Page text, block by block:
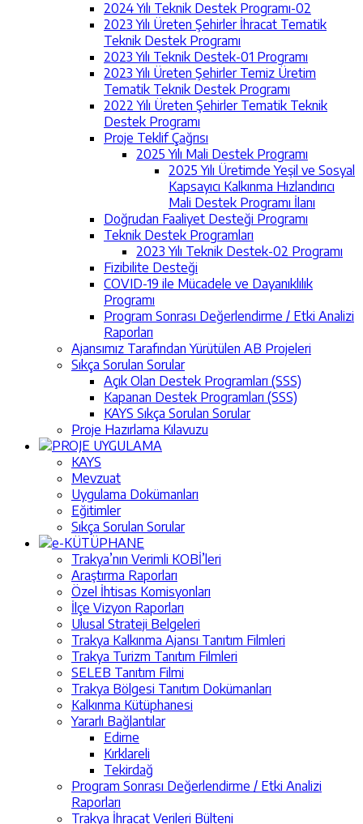
2024 Yılı Teknik Destek Programı-02
2023 Yılı Üreten Şehirler İhracat Tematik
Teknik Destek Programı
2023 Yılı Teknik Destek-01 Programı
2023 Yılı Üreten Şehirler Temiz Üretim
Tematik Teknik Destek Programı
2022 Yılı Üreten Şehirler Tematik Teknik
Destek Programı
Proje Teklif Çağrısı
2025 Yılı Mali Destek Programı
2025 Yılı Üretimde Yeşil ve Sosyal
Kapsayıcı Kalkınma Hızlandırıcı
Mali Destek Programı İlanı
Doğrudan Faaliyet Desteği Programı
Teknik Destek Programları
2023 Yılı Teknik Destek-02 Programı
Fizibilite Desteği
COVID-19 ile Mücadele ve Dayanıklılık
Programı
Program Sonrası Değerlendirme / Etki Analizi
Raporları
Ajansımız Tarafından Yürütülen AB Projeleri
Sıkça Sorulan Sorular
Açık Olan Destek Programları (SSS)
Kapanan Destek Programları (SSS)
KAYS Sıkça Sorulan Sorular
Proje Hazırlama Kılavuzu
PROJE UYGULAMA
KAYS
Mevzuat
Uygulama Dokümanları
Eğitimler
Sıkça Sorulan Sorular
e-KÜTÜPHANE
Trakya’nın Verimli KOBİ’leri
Araştırma Raporları
Özel İhtisas Komisyonları
İlçe Vizyon Raporları
Ulusal Strateji Belgeleri
Trakya Kalkınma Ajansı Tanıtım Filmleri
Trakya Turizm Tanıtım Filmleri
SELEB Tanıtım Filmi
Trakya Bölgesi Tanıtım Dokümanları
Kalkınma Kütüphanesi
Yararlı Bağlantılar
Edirne
Kırklareli
Tekirdağ
Program Sonrası Değerlendirme / Etki Analizi
Raporları
Trakya İhracat Verileri Bülteni